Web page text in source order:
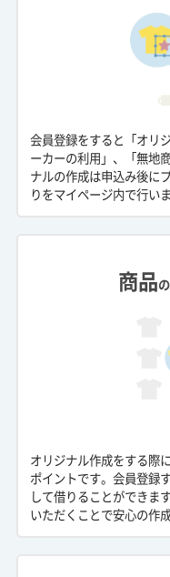
会員登録をすると「オリ
ーカーの利用」、「無地
ナルの作成は申込み後に
りをマイページ内で行い
商品の
オリジナル作成をする際
ポイントです。会員登録
して借りることができま
いただくことで安心の作